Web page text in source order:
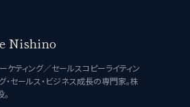
Nishino
ケティング／セールスコピーライティン
・セールス・ビジネス成長の専門家。株